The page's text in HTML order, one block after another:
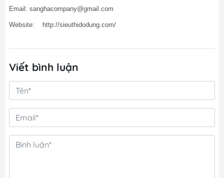
Email: sanghacompany@gmail.com
Website: http://sieuthidodung.com/
Viết bình luận